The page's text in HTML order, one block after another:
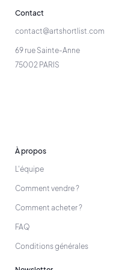
Contact
contact@artshortlist.com
69 rue Sainte-Anne
75002 PARIS
À propos
L'équipe
Comment vendre ?
Comment acheter ?
FAQ
Conditions générales